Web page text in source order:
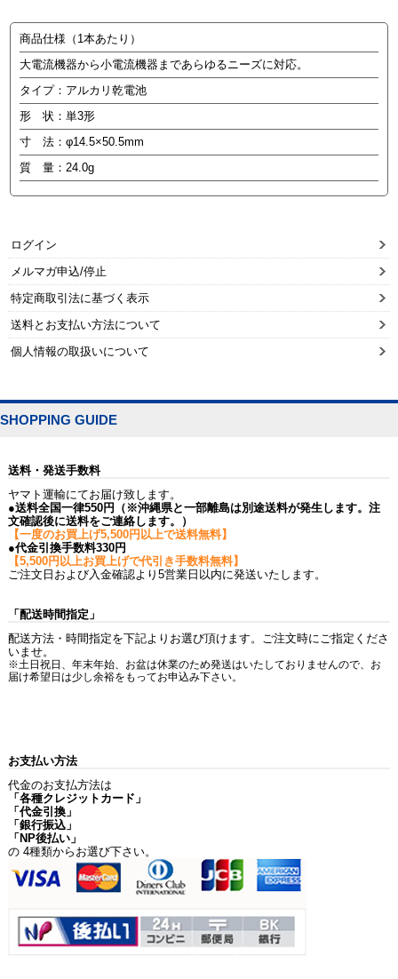
商品仕様（1本あたり）
大電流機器から小電流機器まであらゆるニーズに対応。
タイプ：アルカリ乾電池
形 状：単3形
寸 法：φ14.5×50.5mm
質 量：24.0g
ログイン
メルマガ申込/停止
特定商取引法に基づく表示
送料とお支払い方法について
個人情報の取扱いについて
SHOPPING GUIDE
送料・発送手数料
ヤマト運輸にてお届け致します。
●送料全国一律550円（※沖縄県と一部離島は別途送料が発生します。注
文確認後に送料をご連絡します。）
【一度のお買上げ5,500円以上で送料無料】
●代金引換手数料330円
【5,500円以上お買上げで代引き手数料無料】
ご注文日および入金確認より5営業日以内に発送いたします。
「配送時間指定」
配送方法・時間指定を下記よりお選び頂けます。ご注文時にご指定くださ
いませ。
※土日祝日、年末年始、お盆は休業のため発送はいたしておりませんので、お
届け希望日は少し余裕をもってお申込み下さい。
お支払い方法
代金のお支払方法は
「各種クレジットカード」
「代金引換」
「銀行振込」
「NP後払い」
の 4種類からお選び下さい。